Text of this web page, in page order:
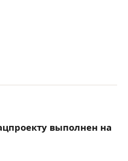
выполнен на